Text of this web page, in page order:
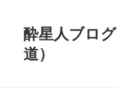
酔星人ブロ
道）